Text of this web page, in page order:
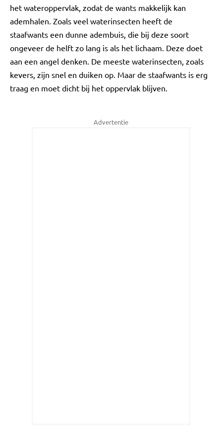
het wateroppervlak, zodat de wants makkelijk kan
ademhalen. Zoals veel waterinsecten heeft de
staafwants een dunne adembuis, die bij deze soort
ongeveer de helft zo lang is als het lichaam. Deze doet
aan een angel denken. De meeste waterinsecten, zoals
kevers, zijn snel en duiken op. Maar de staafwants is erg
traag en moet dicht bij het oppervlak blijven.
Advertentie